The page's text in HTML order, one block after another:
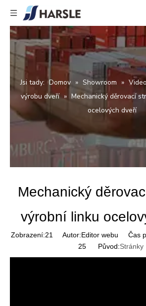
Jsi tady: Domov » Showroom »
výrobu dveří » Mechanický děrovací
ocelových dveří
Mechanický
výrobní linku
Zobrazení:21
Autor:Editor webu Čas
25 Původ:Stránky